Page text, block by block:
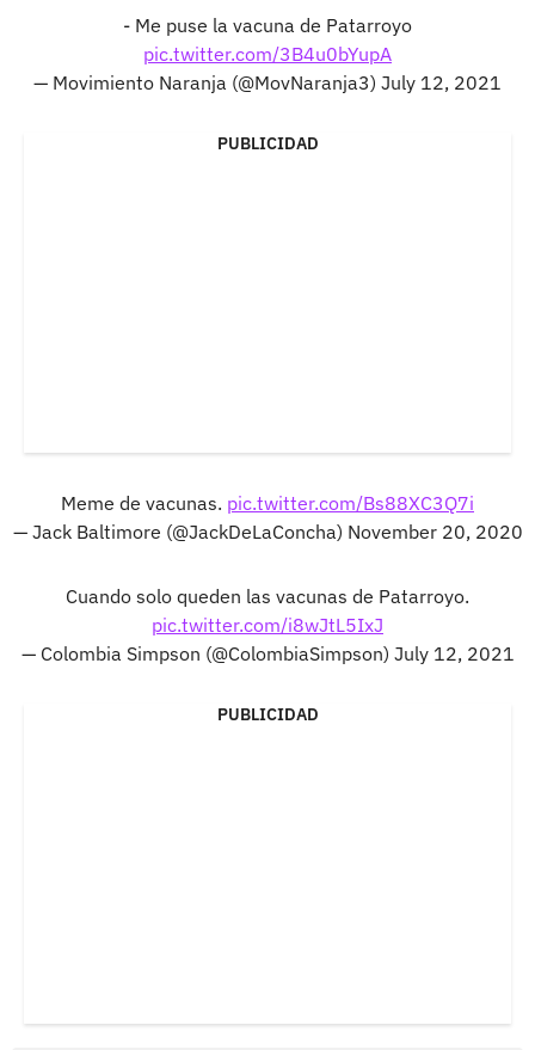
- Me puse la vacuna de Patarroyo
pic.twitter.com/3B4u0bYupA
— Movimiento Naranja (@MovNaranja3) July 12, 2021
PUBLICIDAD
Meme de vacunas. pic.twitter.com/Bs88XC3Q7i
— Jack Baltimore (@JackDeLaConcha) November 20, 2020
Cuando solo queden las vacunas de Patarroyo.
pic.twitter.com/i8wJtL5IxJ
— Colombia Simpson (@ColombiaSimpson) July 12, 2021
PUBLICIDAD